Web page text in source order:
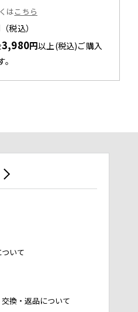
はこちら
（税込）
3,980円以上(税込)ご購入
いて
換・返品について